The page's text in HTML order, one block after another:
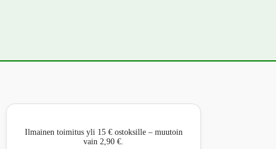
Ilmainen toimitus yli 15 € ostoksille – muutoin
vain 2,90 €.